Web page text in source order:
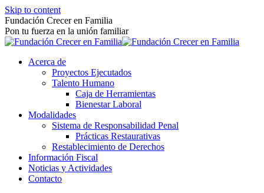
Skip to content
Fundación Crecer en Familia
Pon tu fuerza en la unión familiar
Acerca de
Proyectos Ejecutados
Talento Humano
Caja de Herramientas
Bienestar Laboral
Modalidades
Sistema de Responsabilidad Penal
Prácticas Restaurativas
Restablecimiento de Derechos
Información Fiscal
Noticias y Actividades
Contacto